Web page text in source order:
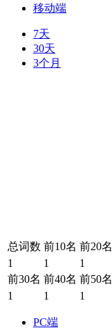
移动端
7天
30天
3个月
总词数 前10名 前20名
1
1
1
前30名 前40名 前50名
1
1 1
PC端